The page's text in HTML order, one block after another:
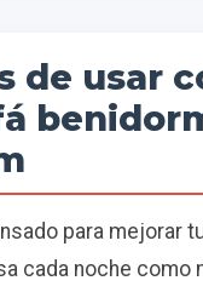
de usar
para mejorar
cada noche como